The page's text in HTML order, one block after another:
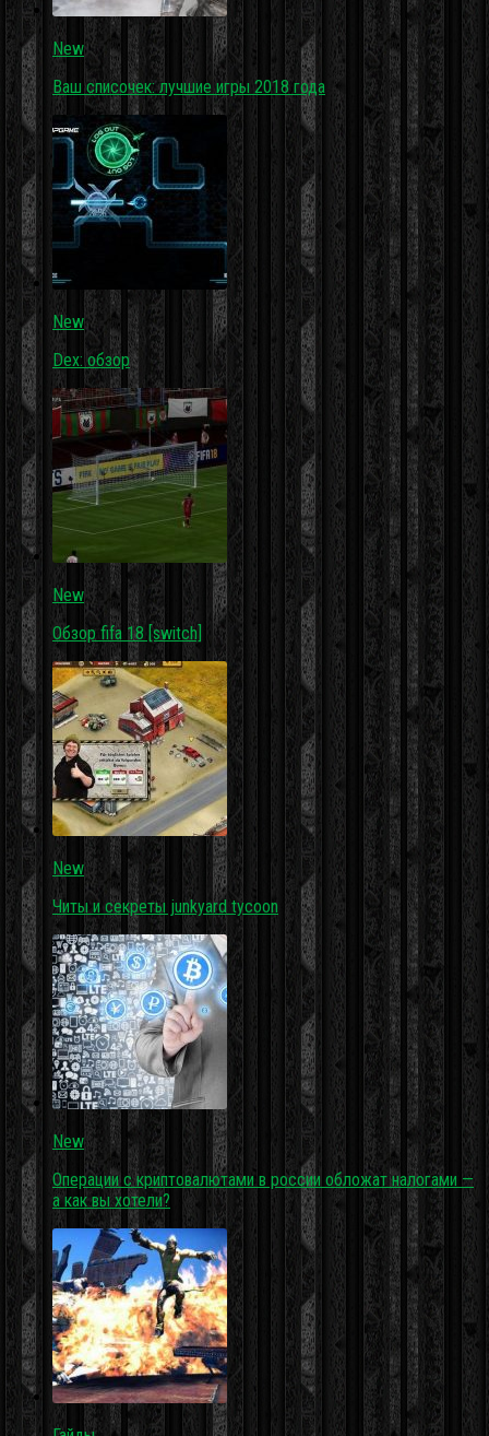
New
Ваш списочек: лучшие игры 2018 года
New
Dex: обзор
New
Обзор fifa 18 [switch]
New
Читы и секреты junkyard tycoon
New
Операции с криптовалютами в россии обложат налогами —
а как вы хотели?